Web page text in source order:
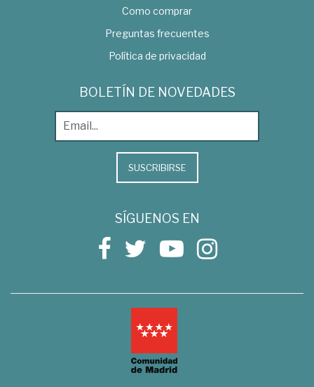
Como comprar
Preguntas frecuentes
Política de privacidad
BOLETÍN DE NOVEDADES
SUSCRIBIRSE
SÍGUENOS EN